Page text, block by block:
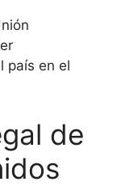
país en el
de